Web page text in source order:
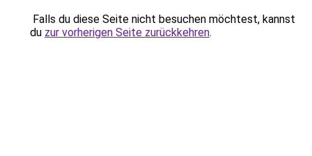
Falls du diese Seite nicht besuchen möchtest, kannst
du zur vorherigen Seite zurückkehren.